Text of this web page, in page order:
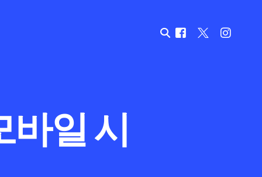
일 시